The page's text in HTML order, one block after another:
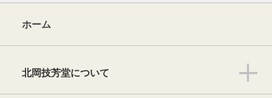
ホーム
北岡技芳堂について